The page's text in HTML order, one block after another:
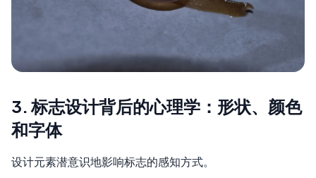
3. 标志设计背后的心理学：形状、颜色
和字体
设计元素潜意识地影响标志的感知方式。